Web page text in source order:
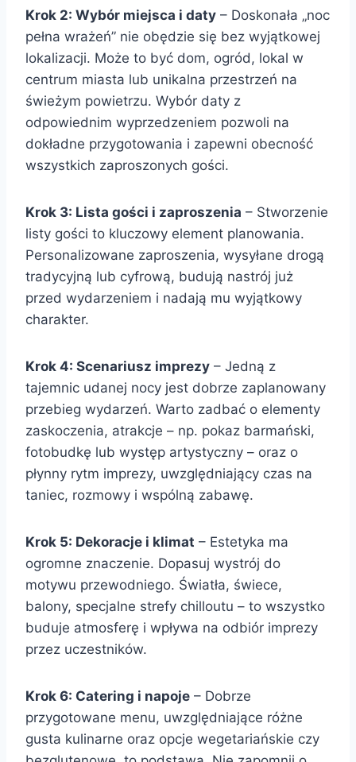
Krok 2: Wybór miejsca i daty – Doskonała „noc
pełna wrażeń” nie obędzie się bez wyjątkowej
lokalizacji. Może to być dom, ogród, lokal w
centrum miasta lub unikalna przestrzeń na
świeżym powietrzu. Wybór daty z
odpowiednim wyprzedzeniem pozwoli na
dokładne przygotowania i zapewni obecność
wszystkich zaproszonych gości.
Krok 3: Lista gości i zaproszenia – Stworzenie
listy gości to kluczowy element planowania.
Personalizowane zaproszenia, wysyłane drogą
tradycyjną lub cyfrową, budują nastrój już
przed wydarzeniem i nadają mu wyjątkowy
charakter.
Krok 4: Scenariusz imprezy – Jedną z
tajemnic udanej nocy jest dobrze zaplanowany
przebieg wydarzeń. Warto zadbać o elementy
zaskoczenia, atrakcje – np. pokaz barmański,
fotobudkę lub występ artystyczny – oraz o
płynny rytm imprezy, uwzględniający czas na
taniec, rozmowy i wspólną zabawę.
Krok 5: Dekoracje i klimat – Estetyka ma
ogromne znaczenie. Dopasuj wystrój do
motywu przewodniego. Światła, świece,
balony, specjalne strefy chilloutu – to wszystko
buduje atmosferę i wpływa na odbiór imprezy
przez uczestników.
Krok 6: Catering i napoje – Dobrze
przygotowane menu, uwzględniające różne
gusta kulinarne oraz opcje wegetariańskie czy